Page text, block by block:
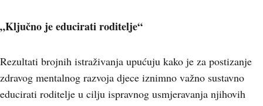
„Ključno je educirati roditelje“
Rezultati brojnih istraživanja upućuju kako je za postizanje
zdravog mentalnog razvoja djece iznimno važno sustavno
educirati roditelje u cilju ispravnog usmjeravanja njihovih